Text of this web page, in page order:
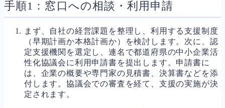
手順1：窓口への相談・利用申請
まず、自社の経営課題を整理し、利用する支援制度
（早期計画か本格計画か）を検討します。次に、認
定支援機関を選定し、連名で都道府県の中小企業活
性化協議会に利用申請書を提出します。申請書に
は、企業の概要や専門家の見積書、決算書などを添
付します。協議会での審査を経て、支援の実施が決
定されます。